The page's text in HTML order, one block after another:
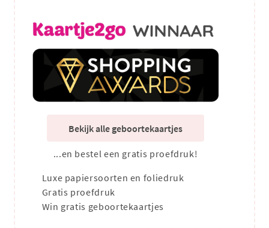
Bekijk alle geboortekaartjes
...en bestel een gratis proefdruk!
Luxe papiersoorten en foliedruk
Gratis proefdruk
Win gratis geboortekaartjes